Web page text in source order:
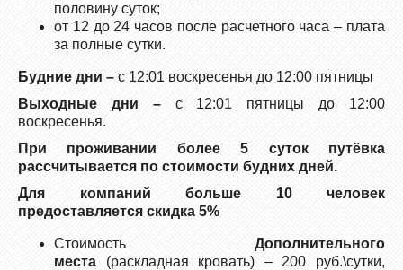
половину суток;
от 12 до 24 часов после расчетного часа – плата
за полные сутки.
Будние дни – с 12:01 воскресенья до 12:00 пятницы
Выходные дни –с 12:01 пятницы до 12:00
воскресенья.
При проживании более 5 суток путёвка
рассчитывается по стоимости будних дней.
Для компаний больше 10 человек
предоставляется скидка 5%
Стоимость Дополнительного
места (раскладная кровать) – 200 руб.\сутки,